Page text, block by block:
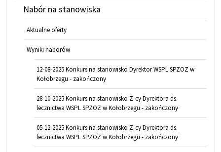
Nabór na stanowiska
Aktualne oferty
Wyniki naborów
12-08-2025 Konkurs na stanowisko Dyrektor WSPL SPZOZ w
Kołobrzegu - zakończony
28-10-2025 Konkurs na stanowisko Z-cy Dyrektora ds.
lecznictwa WSPL SPZOZ w Kołobrzegu - zakończony
05-12-2025 Konkurs na stanowisko Z-cy Dyrektora ds.
lecznictwa WSPL SPZOZ w Kołobrzegu - zakończony